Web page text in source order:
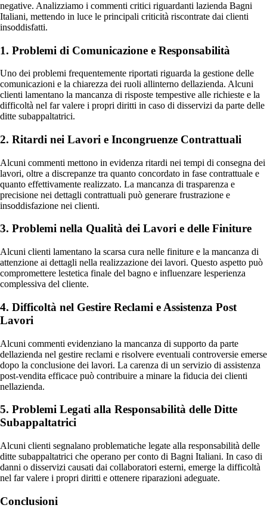
negative. Analizziamo i commenti critici riguardanti lazienda Bagni
Italiani, mettendo in luce le principali criticità riscontrate dai clienti
insoddisfatti.
1. Problemi di Comunicazione e Responsabilità
Uno dei problemi frequentemente riportati riguarda la gestione delle
comunicazioni e la chiarezza dei ruoli allinterno dellazienda. Alcuni
clienti lamentano la mancanza di risposte tempestive alle richieste e la
difficoltà nel far valere i propri diritti in caso di disservizi da parte delle
ditte subappaltatrici.
2. Ritardi nei Lavori e Incongruenze Contrattuali
Alcuni commenti mettono in evidenza ritardi nei tempi di consegna dei
lavori, oltre a discrepanze tra quanto concordato in fase contrattuale e
quanto effettivamente realizzato. La mancanza di trasparenza e
precisione nei dettagli contrattuali può generare frustrazione e
insoddisfazione nei clienti.
3. Problemi nella Qualità dei Lavori e delle Finiture
Alcuni clienti lamentano la scarsa cura nelle finiture e la mancanza di
attenzione ai dettagli nella realizzazione dei lavori. Questo aspetto può
compromettere lestetica finale del bagno e influenzare lesperienza
complessiva del cliente.
4. Difficoltà nel Gestire Reclami e Assistenza Post
Lavori
Alcuni commenti evidenziano la mancanza di supporto da parte
dellazienda nel gestire reclami e risolvere eventuali controversie emerse
dopo la conclusione dei lavori. La carenza di un servizio di assistenza
post-vendita efficace può contribuire a minare la fiducia dei clienti
nellazienda.
5. Problemi Legati alla Responsabilità delle Ditte
Subappaltatrici
Alcuni clienti segnalano problematiche legate alla responsabilità delle
ditte subappaltatrici che operano per conto di Bagni Italiani. In caso di
danni o disservizi causati dai collaboratori esterni, emerge la difficoltà
nel far valere i propri diritti e ottenere riparazioni adeguate.
Conclusioni